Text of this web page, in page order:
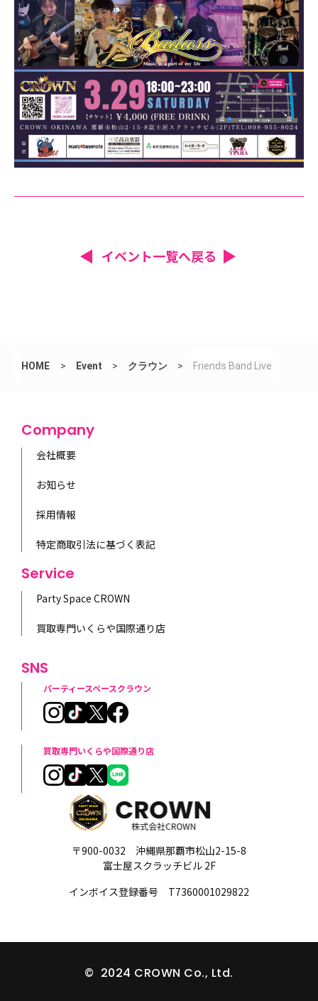
イベント一覧へ戻る
HOME > Event > クラウン > Friends Band Live
〒900-0032 沖縄県那覇市松山2-15-8
富士屋スクラッチビル 2F
インボイス登録番号 T7360001029822
Company
会社概要
お知らせ
採用情報
特定商取引法に基づく表記
Service
Party Space CROWN
買取専門いくらや国際通り店
SNS
パーティースペースクラウン
買取専門いくらや国際通り店
© 2024 CROWN Co., Ltd.